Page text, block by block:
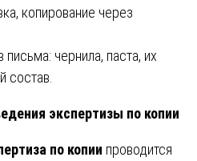
копирование через
письма: чернила, паста, их
состав.
экспертизы по копии
по копии проводится